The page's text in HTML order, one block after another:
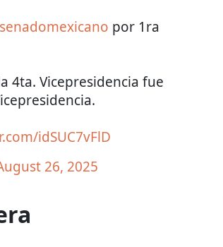
por 1ra
4ta. Vicepresidencia fue
idSUC7vFlD
26, 2025